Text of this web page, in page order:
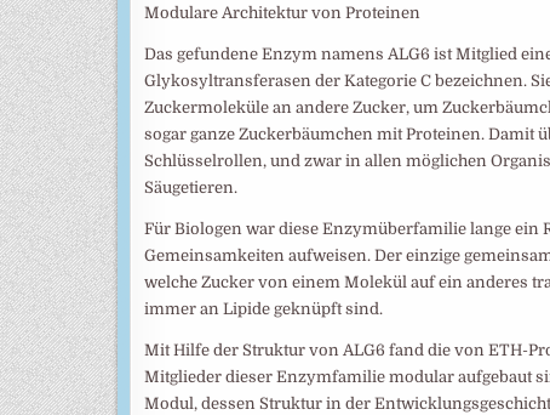
Modulare Architektur von Proteinen
Das gefundene Enzym namens ALG6 ist Mitglied
Glykosyltransferasen der Kategorie C bezeichnen.
Zuckermoleküle an andere Zucker, um
sogar ganze Zuckerbäumchen mit Proteinen.
Schlüsselrollen, und zwar in allen möglichen
Säugetieren.
Für Biologen war diese Enzymüberfamilie lange ein
Gemeinsamkeiten aufweisen. Der einzige
welche Zucker von einem Molekül auf ein anderes
immer an Lipide geknüpft sind.
Mit Hilfe der Struktur von ALG6 fand die von ETH-​
Mitglieder dieser Enzymfamilie modular aufgebaut
Modul, dessen Struktur in der